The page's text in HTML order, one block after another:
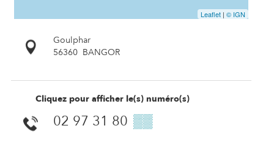
Leaflet | © IGN
Goulphar
56360 BANGOR
Cliquez pour afficher le(s) numéro(s)
02 97 31 80 ▒▒